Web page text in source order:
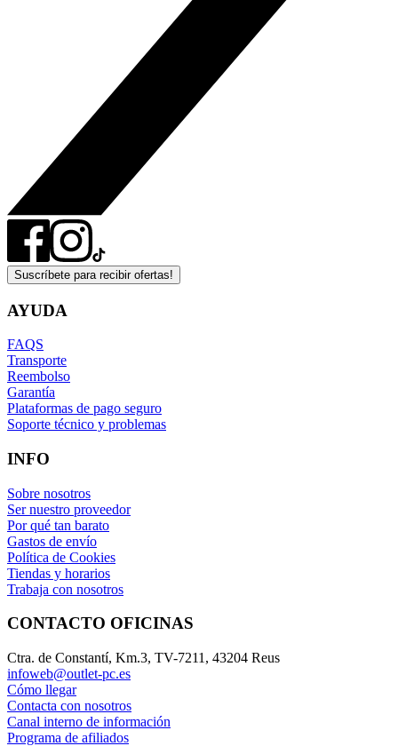
Suscríbete para recibir ofertas!
AYUDA
FAQS
Transporte
Reembolso
Garantía
Plataformas de pago seguro
Soporte técnico y problemas
INFO
Sobre nosotros
Ser nuestro proveedor
Por qué tan barato
Gastos de envío
Política de Cookies
Tiendas y horarios
Trabaja con nosotros
CONTACTO OFICINAS
Ctra. de Constantí, Km.3, TV-7211, 43204 Reus
infoweb@outlet-pc.es
Cómo llegar
Contacta con nosotros
Canal interno de información
Programa de afiliados